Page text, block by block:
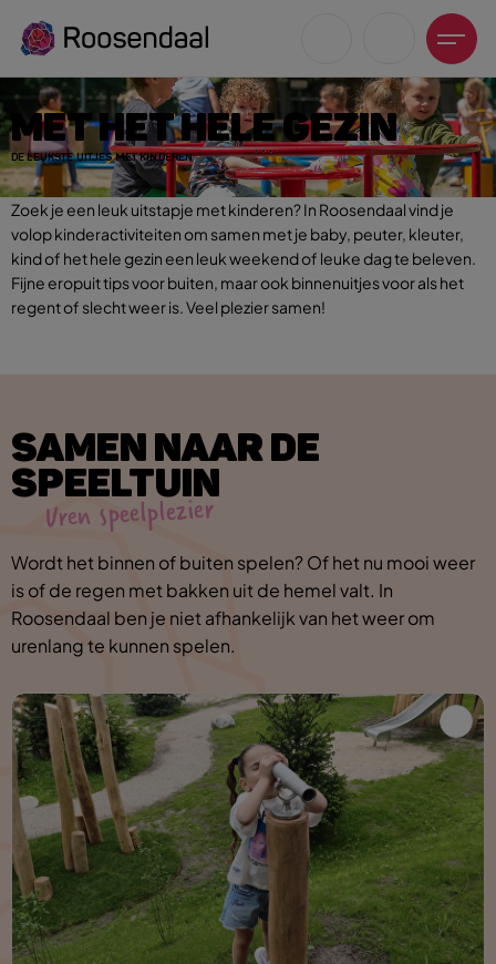
Zoeksuggesties
UITagenda
Wandelen
MET HET HELE GEZIN
DE LEUKSTE UITJES MET KINDEREN
Zoek je een leuk uitstapje met kinderen? In Roosendaal vind je
volop kinderactiviteiten om samen met je baby, peuter, kleuter,
kind of het hele gezin een leuk weekend of leuke dag te beleven.
Fijne eropuit tips voor buiten, maar ook binnenuitjes voor als het
regent of slecht weer is. Veel plezier samen!
SAMEN NAAR DE
SPEELTUIN
Uren speelplezier
Wordt het binnen of buiten spelen? Of het nu mooi weer
is of de regen met bakken uit de hemel valt. In
Roosendaal ben je niet afhankelijk van het weer om
urenlang te kunnen spelen.